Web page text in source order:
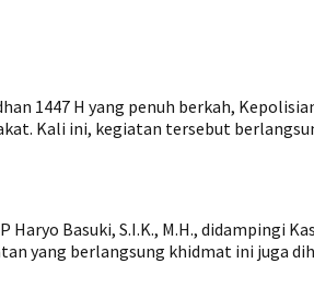
1447 H yang penuh berkah,
Kali ini, kegiatan tersebut
Basuki, S.I.K., M.H., didampingi
yang berlangsung khidmat ini juga